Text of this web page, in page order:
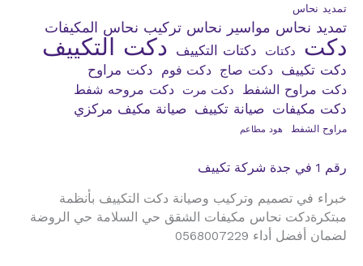
تمديد نحاس
تمديد نحاس مواسير نحاس تركيب نحاس المكيفات
دكت دكتات دكتات التكييف دكت التكييف
دكت تكييف دكت صاج دكت فوم
دكت مراوح
دكت مراوح الشفط
دكت مرت دكت مروحه شفط
دكت مكيفات صيانة تكييف صيانة مكيف مركزي
مراوح الشفط هود مطاعم
رقم 1 في جدة شركة تكييف
خبراء في تصميم وتركيب وصيانة دكت التكييف بأنظمة
مبتكرةدكت نحاس مكيفات الشقق حي السلامة حي الروضة
لضمان أفضل أداء 0568007229